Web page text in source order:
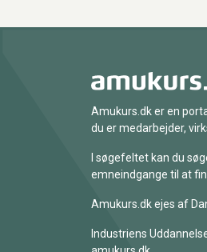
Amukurs.dk er en
du er medarbejder,
I søgefeltet kan du
emneindgange til at
Amukurs.dk ejes af
Industriens